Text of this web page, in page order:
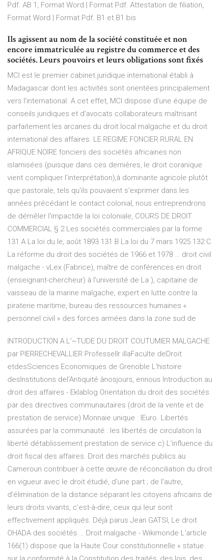
Pdf. AB 1, Format Word | Format Pdf. Attestation de filiation,
Format Word | Format Pdf. B1 et B1 bis
Ils agissent au nom de la société constituée et non
encore immatriculée au registre du commerce et des
sociétés. Leurs pouvoirs et leurs obligations sont fixés
MCI est le premier cabinet juridique international établi à
Madagascar dont les activités sont orientées principalement
vers l’international. A cet effet, MCI dispose d’une équipe de
conseils juridiques et d’avocats collaborateurs maîtrisant
parfaitement les arcanes du droit local malgache et du droit
international des affaires. LE REGIME FONCIER RURAL EN
AFRIQUE NOIRE fonciers des sociétés africaines non
islamisées (puisque dans ces dernières, le droit coranique
vient compliquer l'interprétation),à dominante agricole plutôt
que pastorale, tels qu'ils pouvaient s'exprimer dans les
années précédant le contact colonial, nous entreprendrons
de démêler l'impactde la loi coloniale, COURS DE DROIT
COMMERCIAL § 2 Les sociétés commerciales par la forme
131 A La loi du le, août 1893 131 B La loi du 7 mars 1925 132 C
La réforme du droit des sociétés de 1966 et 1978 … droit civil
malgache - vLex (Fabrice), maître de conférences en droit
(enseignant-chercheur) à l'université de La ), capitaine de
vaisseau de la marine malgache, expert en lutte contre la
piraterie maritime, bureau des ressources humaines «
personnel civil » des forces armées dans la zone sud de
INTRODUCTION A L'~TUDE DU DROIT COUTUMIER MALGACHE
par PIERRECHEVALLIER ProfesselIr illaFaculte deDroit
etdesSciences Economiques de Grenoble L'histoire
desInstitutions del'Antiquité ànosjours, ennous Introduction au
droit des affaires - Eklablog Orientation du droit des sociétés
par des directives communautaires (droit de la vente et de
prestation de service) Monnaie unique : lEuro. Libertés
assurées par la communauté : les libertés de circulation la
liberté détablissement prestation de service c) L’influence du
droit fiscal des affaires. Droit des marchés publics au
Cameroun contribuer à cette œuvre de réconciliation du droit
en vigueur avec le droit étudié, d’une part ; de l’autre,
d’élimination de la distance séparant les citoyens africains de
leurs droits vivants, c’est-à-dire, ceux qui leur sont
effectivement appliqués. Déjà parus Jean GATSI, Le droit
OHADA des sociétés … Droit malgache - Wikimonde L'article
166(1) dispose que la Haute Cour constitutionnelle « statue